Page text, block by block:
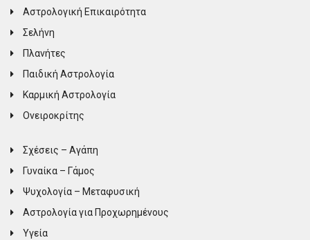
Αστρολογική Επικαιρότητα
Σελήνη
Πλανήτες
Παιδική Αστρολογία
Καρμική Αστρολογία
Ονειροκρίτης
Σχέσεις – Αγάπη
Γυναίκα – Γάμος
Ψυχολογία – Μεταφυσική
Αστρολογία για Προχωρημένους
Υγεία